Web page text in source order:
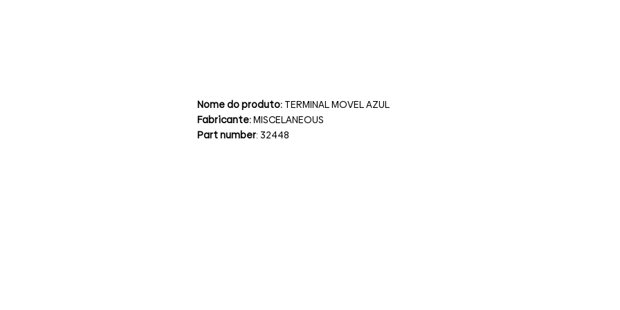
Nome do produto: TERMINAL MOVEL AZUL
Fabricante:MISCELANEOUS
Part number: 32448